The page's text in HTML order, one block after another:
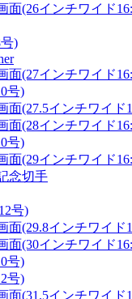
面(26インチワイド
)
面(27インチワイド
号)
面(27.5インチワイド
面(28インチワイド
号)
面(29インチワイド
念切手
号)
面(29.8インチワイド
面(30インチワイド
号)
号)
面(31.5インチワイド